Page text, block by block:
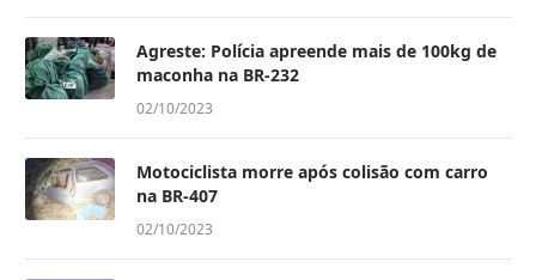
Agreste: Polícia apreende mais de 100kg de
maconha na BR-232
02/10/2023
Motociclista morre após colisão com carro
na BR-407
02/10/2023